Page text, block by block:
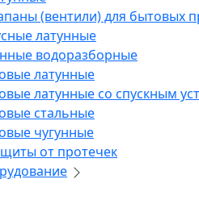
(вентили) для бытовых
латунные
водоразборные
латунные
латунные со спускным
стальные
чугунные
от протечек